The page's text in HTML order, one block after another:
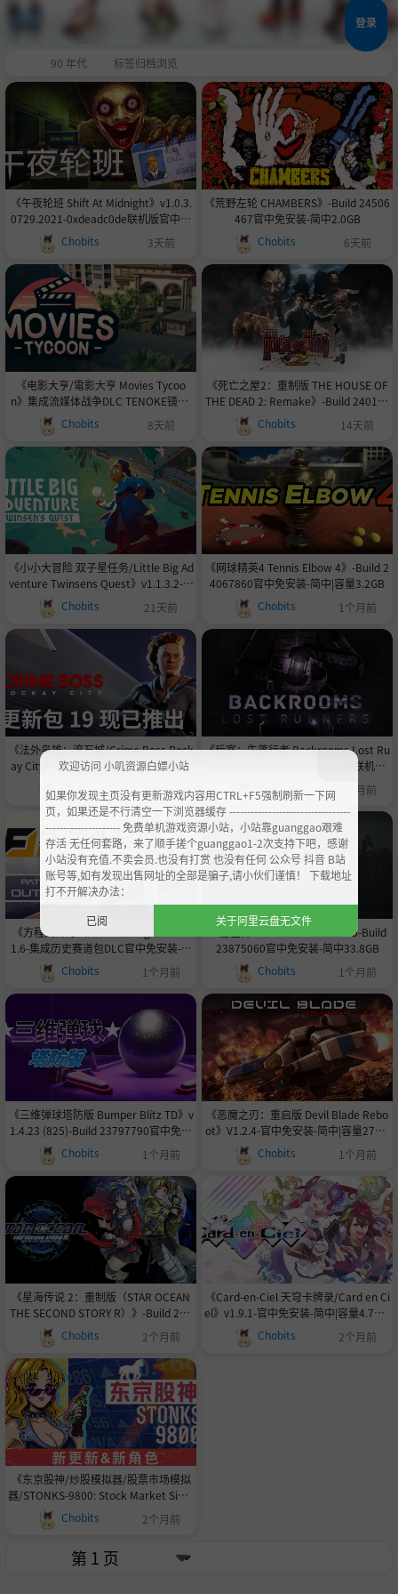
登录
90 年代 标签归档浏览
《午夜轮班 Shift At Midnight》v1.0.3.
0729.2021-0xdeadc0de联机版官中简
Chobits 3天前
《荒野左轮 CHAMBERS》-Build 24506
467官中免安装-简中2.0GB
Chobits
6天前
《电影大亨/電影大亨 Movies Tycoo
n》集成流媒体战争DLC TENOKE镜像-
官方英文23GB
Chobits 8天前
《死亡之屋2：重制版 THE HOUSE OF
THE DEAD 2: Remake》-Build 240177
36官中免安装-简中8.2GB
Chobits 14天前
《小小大冒险 双子星任务/Little Big Ad
venture Twinsens Quest》v1.1.3.2-官
中免安装-简中|容量3.84GB
Chobits 21天前
《网球精英4 Tennis Elbow 4》-Build 2
4067860官中免安装-简中|容量3.2GB
Chobits
1个月前
《法外枭雄：滚石城/Crime Boss Rock
ay City》v1.21.1.0-Build 23825014官
Chobits 1个月前
《后室：失落行者 Backrooms Lost Ru
nners》v0.4.296-0xdeadc0de联机版
Chobits 1个月前
《方程式传奇（Formula Legends》v
1.6-集成历史赛道包DLC官中免安装-简
中12GB
Chobits 1个月前
《塞壬井 Siren's Well》v1.5.85-Build
23875060官中免安装-简中33.8GB
Chobits
1个月前
《三维弹球塔防版 Bumper Blitz TD》v
1.4.23 (825)-Build 23797790官中免安
装-简中657.3MB
Chobits 1个月前
《恶魔之刃：重启版 Devil Blade Rebo
ot》V1.2.4-官中免安装-简中|容量274M
Chobits 1个月前
《星海传说 2：重制版（STAR OCEAN
THE SECOND STORY R）》-Build 202
67265官中免安装-简中|容量17GB
Chobits 2个月前
《Card-en-Ciel 天穹卡牌录/Card en Ci
el》v1.9.1-官中免安装-简中|容量4.78 G
Chobits 2个月前
《东京股神/炒股模拟器/股票市场模拟
器/STONKS-9800: Stock Market Simu
lator》-Build 22505560官中免安装-简
中|支持键盘.鼠标.手柄|容量89MB
Chobits 2个月前
欢迎访问 小叽资源白嫖小站
如果你发现主页没有更新游戏内容用CTRL+F5强制刷新一下网
页，如果还是不行清空一下浏览器缓存 ----------------------------------
--------------------- 免费单机游戏资源小站，小站靠guanggao艰难
存活 无任何套路，来了顺手搓个guanggao1-2次支持下吧，感谢
小站没有充值.不卖会员.也没有打赏 也没有任何 公众号 抖音 B站
账号等,如有发现出售网址的全部是骗子,请小伙们谨慎！ 下载地址
打不开解决办法：
已阅
关于阿里云盘无文件